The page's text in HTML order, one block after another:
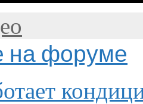
на форуме